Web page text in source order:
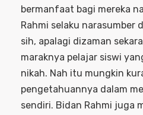
bermanfaat bagi mereka
Rahmi selaku narasumber
sih, apalagi dizaman
maraknya pelajar siswi
nikah. Nah itu mungkin
pengetahuannya dalam
sendiri. Bidan Rahmi juga